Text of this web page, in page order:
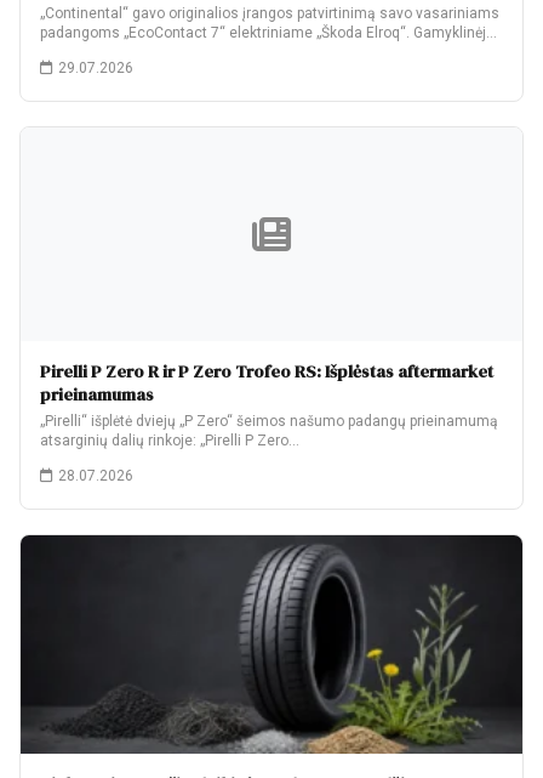
„Continental“ gavo originalios įrangos patvirtinimą savo vasariniams
padangoms „EcoContact 7“ elektriniame „Škoda Elroq“. Gamyklinėje
29.07.2026
Pirelli P Zero R ir P Zero Trofeo RS: Išplėstas aftermarket
prieinamumas
„Pirelli“ išplėtė dviejų „P Zero“ šeimos našumo padangų prieinamumą
atsarginių dalių rinkoje: „Pirelli P Zero…
28.07.2026